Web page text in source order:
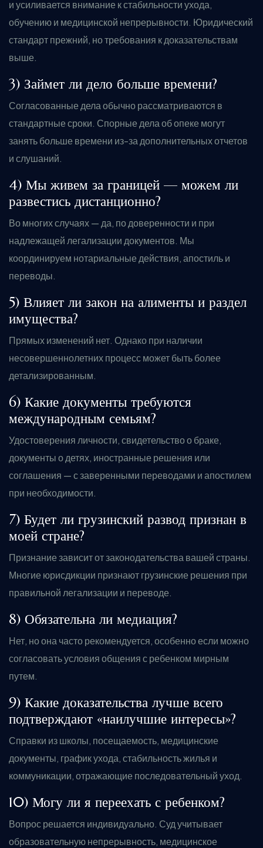
и усиливается внимание к стабильности ухода,
обучению и медицинской непрерывности. Юридический
стандарт прежний, но требования к доказательствам
выше.
3) Займет ли дело больше времени?
Согласованные дела обычно рассматриваются в
стандартные сроки. Спорные дела об опеке могут
занять больше времени из-за дополнительных отчетов
и слушаний.
4) Мы живем за границей — можем ли
развестись дистанционно?
Во многих случаях — да, по доверенности и при
надлежащей легализации документов. Мы
координируем нотариальные действия, апостиль и
переводы.
5) Влияет ли закон на алименты и раздел
имущества?
Прямых изменений нет. Однако при наличии
несовершеннолетних процесс может быть более
детализированным.
6) Какие документы требуются
международным семьям?
Удостоверения личности, свидетельство о браке,
документы о детях, иностранные решения или
соглашения — с заверенными переводами и апостилем
при необходимости.
7) Будет ли грузинский развод признан в
моей стране?
Признание зависит от законодательства вашей страны.
Многие юрисдикции признают грузинские решения при
правильной легализации и переводе.
8) Обязательна ли медиация?
Нет, но она часто рекомендуется, особенно если можно
согласовать условия общения с ребенком мирным
путем.
9) Какие доказательства лучше всего
подтверждают «наилучшие интересы»?
Справки из школы, посещаемость, медицинские
документы, график ухода, стабильность жилья и
коммуникации, отражающие последовательный уход.
10) Могу ли я переехать с ребенком?
Вопрос решается индивидуально. Суд учитывает
образовательную непрерывность, медицинское